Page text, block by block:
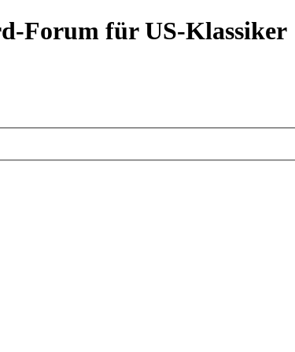
Forum für US-Klassiker